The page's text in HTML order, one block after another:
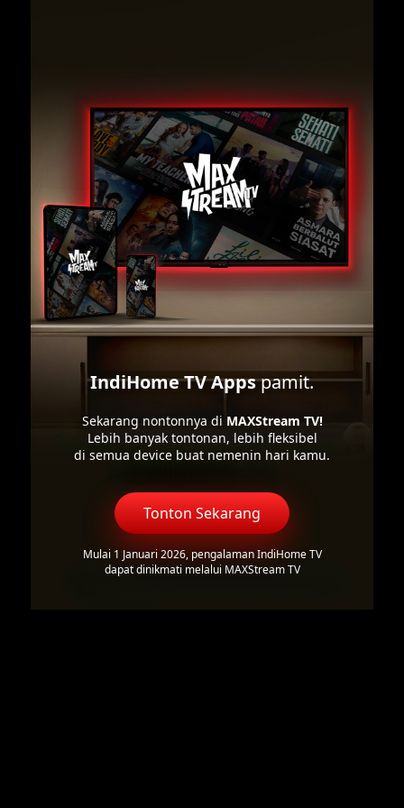
IndiHome TV Appspamit.
Sekarang nontonnya di MAXStream TV!
Lebih banyak tontonan, lebih fleksibel
di semua device buat nemenin hari kamu.
Tonton Sekarang
Mulai 1 Januari 2026, pengalaman IndiHome TV
dapat dinikmati melalui MAXStream TV